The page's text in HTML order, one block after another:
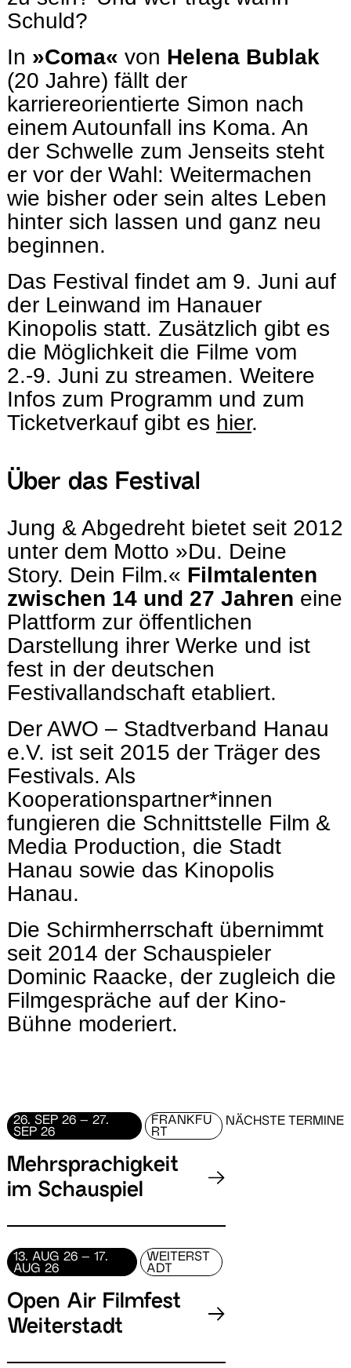
Schuld?
In »Coma« von Helena Bublak
(20 Jahre) fällt der
karriereorientierte Simon nach
einem Autounfall ins Koma. An
der Schwelle zum Jenseits steht
er vor der Wahl: Weitermachen
wie bisher oder sein altes Leben
hinter sich lassen und ganz neu
beginnen.
Das Festival findet am 9. Juni auf
der Leinwand im Hanauer
Kinopolis statt. Zusätzlich gibt es
die Möglichkeit die Filme vom
2.-9. Juni zu streamen. Weitere
Infos zum Programm und zum
Ticketverkauf gibt es hier.
Über das Festival
Jung & Abgedreht bietet seit 2012
unter dem Motto »Du. Deine
Story. Dein Film.« Filmtalenten
zwischen 14 und 27 Jahren eine
Plattform zur öffentlichen
Darstellung ihrer Werke und ist
fest in der deutschen
Festivallandschaft etabliert.
Der AWO – Stadtverband Hanau
e.V. ist seit 2015 der Träger des
Festivals. Als
Kooperationspartner*innen
fungieren die Schnittstelle Film &
Media Production, die Stadt
Hanau sowie das Kinopolis
Hanau.
Die Schirmherrschaft übernimmt
seit 2014 der Schauspieler
Dominic Raacke, der zugleich die
Filmgespräche auf der Kino-
Bühne moderiert.
NÄCHSTE TERMINE
26. SEP 26 – 27.
SEP 26
FRANKFU
RT
Mehrsprachigkeit
im Schauspiel
13. AUG 26 – 17.
AUG 26
WEITERST
ADT
Open Air Filmfest
Weiterstadt